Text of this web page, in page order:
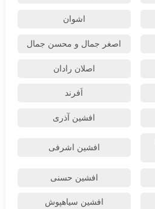
اشوان
اصغر جمال و محسن جمال
اصلان رادان
اَفرند
افشین آذری
افشین اشرفی
افشین حسنی
افشین سیاهپوش